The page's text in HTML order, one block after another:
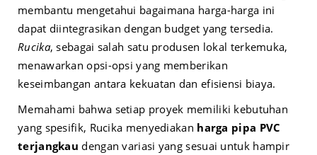
membantu mengetahui bagaimana harga-harga ini
dapat diintegrasikan dengan budget yang tersedia.
Rucika, sebagai salah satu produsen lokal terkemuka,
menawarkan opsi-opsi yang memberikan
keseimbangan antara kekuatan dan efisiensi biaya.
Memahami bahwa setiap proyek memiliki kebutuhan
yang spesifik, Rucika menyediakan harga pipa PVC
terjangkau dengan variasi yang sesuai untuk hampir